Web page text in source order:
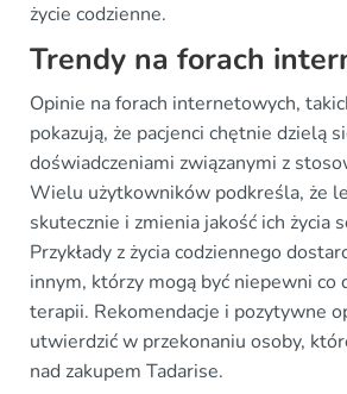
życie codzienne.
Trendy na forach
Opinie na forach internetowych,
pokazują, że pacjenci chętnie dzielą
doświadczeniami związanymi z
Wielu użytkowników podkreśla, że
skutecznie i zmienia jakość ich życia
Przykłady z życia codziennego
innym, którzy mogą być niepewni co
terapii. Rekomendacje i pozytywne
utwierdzić w przekonaniu osoby,
nad zakupem Tadarise.